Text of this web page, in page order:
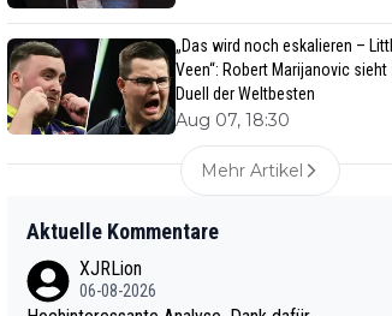
„Das wird noch eskalieren –
Veen“: Robert Marijanovic
Duell der Weltbesten
Aug 07, 18:30
Mehr Artikel
Aktuelle Kommentare
XJRLion
06-08-2026